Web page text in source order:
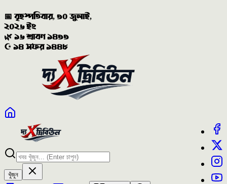
📅 বৃহস্পতিবার, ৩০ জুলাই,
২০২৬ ইং
🌿 ১৬ শ্রাবণ ১৪৩৩
☪️ ১৪ সফর ১৪৪৮
খুঁজুন